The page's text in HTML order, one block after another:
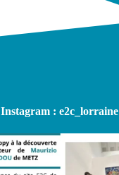
Instagram : e2c_lorraine